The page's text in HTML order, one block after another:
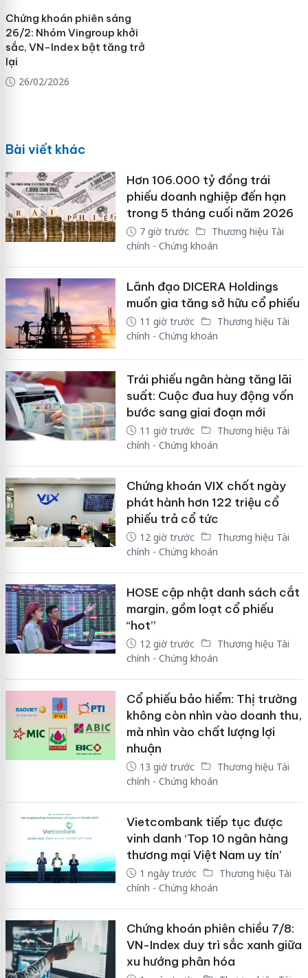
Chứng khoán phiên sáng
26/2: Nhóm Vingroup khởi
sắc, VN-Index bật tăng trở
lại
26/02/2026
Bài viết khác
Hơn 106.000 tỷ đồng trái
phiếu doanh nghiệp đến hạn
trong 5 tháng cuối năm 2026
7 giờ trước
Thương hiệu Tài
chính - Chứng khoán
Lãnh đạo DICERA Holdings
muốn gia tăng sở hữu cổ phiếu
11 giờ trước
Thương hiệu Tài
chính - Chứng khoán
Trái phiếu ngân hàng tăng lãi
suất: Cuộc đua huy động vốn
bước sang giai đoạn mới
11 giờ trước
Thương hiệu Tài
chính - Chứng khoán
Chứng khoán VIX chốt ngày
phát hành hơn 122 triệu cổ
phiếu trả cổ tức
12 giờ trước
Thương hiệu Tài
chính - Chứng khoán
HOSE cập nhật danh sách cắt
margin, gồm loạt cổ phiếu
“hot”
12 giờ trước
Thương hiệu Tài
chính - Chứng khoán
Cổ phiếu bảo hiểm: Thị trường
không còn nhìn vào doanh thu,
mà nhìn vào chất lượng lợi
nhuận
13 giờ trước
Thương hiệu Tài
chính - Chứng khoán
Vietcombank tiếp tục được
vinh danh ‘Top 10 ngân hàng
thương mại Việt Nam uy tín’
1 ngày trước
Thương hiệu Tài
chính - Chứng khoán
Chứng khoán phiên chiều 7/8:
VN-Index duy trì sắc xanh giữa
xu hướng phân hóa